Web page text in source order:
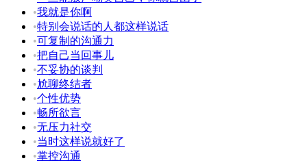
•我就是你啊
•特别会说话的人都这样说话
•可复制的沟通力
•把自己当回事儿
•不妥协的谈判
•尬聊终结者
•个性优势
•畅所欲言
•无压力社交
•当时这样说就好了
•掌控沟通